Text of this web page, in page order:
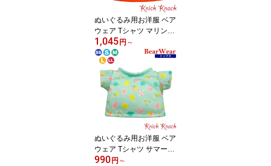
ぬいぐるみ用お洋服 ベア
ウェア Tシャツ マリンボ
ーダー SS / S / M / L / LL
春夏 衣装 コスチュー
ム 着せ替え ぬい服 ぬい
活 ぬい撮り 春夏24 トッ
プス
1,045 円 ～
ぬいぐるみ用お洋服 ベア
ウェア Tシャツ サマーグ
リーン SS / S / M / L / LL
990 円 ～